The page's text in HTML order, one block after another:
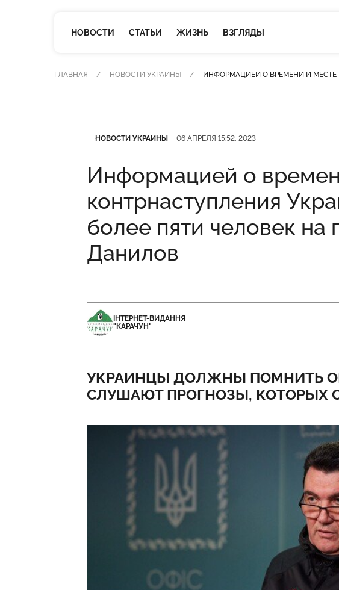
НОВОСТИ СТАТЬИ ЖИЗНЬ ВЗГЛЯДЫ
ГЛАВНАЯ НОВОСТИ УКРАИНЫ ИНФОРМАЦИЕЙ О ВРЕМЕНИ И
НОВОСТИ УКРАИНЫ 06 АПРЕЛЯ 15:52, 2023
Информацией о
контрнаступления
более пяти человек на
Данилов
ІНТЕРНЕТ-ВИДАННЯ
"КАРАЧУН"
УКРАИНЦЫ ДОЛЖНЫ ПОМНИТЬ
СЛУШАЮТ ПРОГНОЗЫ, КОТОРЫХ